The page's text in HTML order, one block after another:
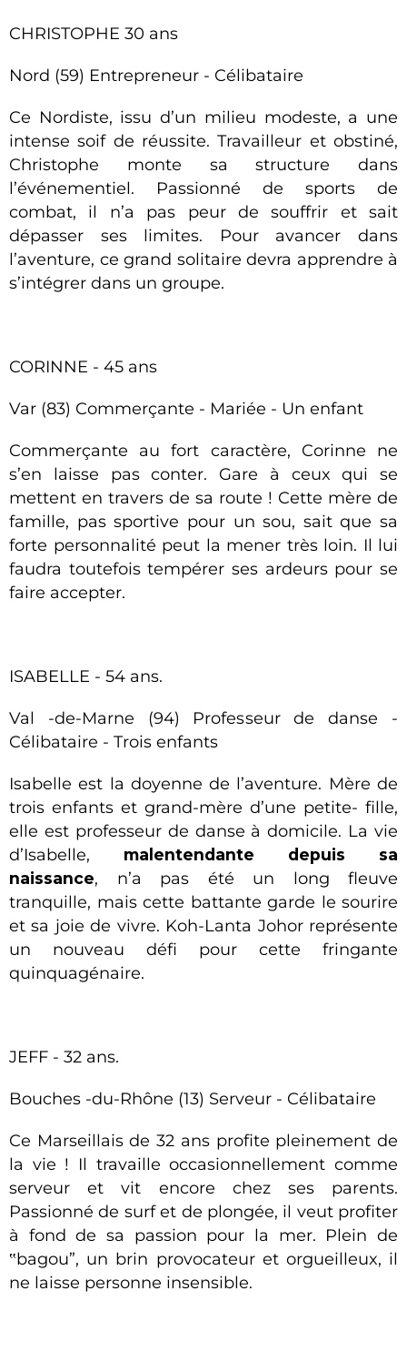
CHRISTOPHE 30 ans
Nord (59) Entrepreneur - Célibataire
Ce Nordiste, issu d’un milieu modeste, a une
intense soif de réussite. Travailleur et obstiné,
Christophe monte sa structure dans
l’événementiel. Passionné de sports de
combat, il n’a pas peur de souffrir et sait
dépasser ses limites. Pour avancer dans
l’aventure, ce grand solitaire devra apprendre à
s’intégrer dans un groupe.
CORINNE - 45 ans
Var (83) Commerçante - Mariée - Un enfant
Commerçante au fort caractère, Corinne ne
s’en laisse pas conter. Gare à ceux qui se
mettent en travers de sa route ! Cette mère de
famille, pas sportive pour un sou, sait que sa
forte personnalité peut la mener très loin. Il lui
faudra toutefois tempérer ses ardeurs pour se
faire accepter.
ISABELLE - 54 ans.
Val -de-Marne (94) Professeur de danse -
Célibataire - Trois enfants
Isabelle est la doyenne de l’aventure. Mère de
trois enfants et grand-mère d’une petite- fille,
elle est professeur de danse à domicile. La vie
d’Isabelle, malentendante depuis sa
naissance, n’a pas été un long fleuve
tranquille, mais cette battante garde le sourire
et sa joie de vivre. Koh-Lanta Johor représente
un nouveau défi pour cette fringante
quinquagénaire.
JEFF - 32 ans.
Bouches -du-Rhône (13) Serveur - Célibataire
Ce Marseillais de 32 ans profite pleinement de
la vie ! Il travaille occasionnellement comme
serveur et vit encore chez ses parents.
Passionné de surf et de plongée, il veut profiter
à fond de sa passion pour la mer. Plein de
‟bagou”, un brin provocateur et orgueilleux, il
ne laisse personne insensible.